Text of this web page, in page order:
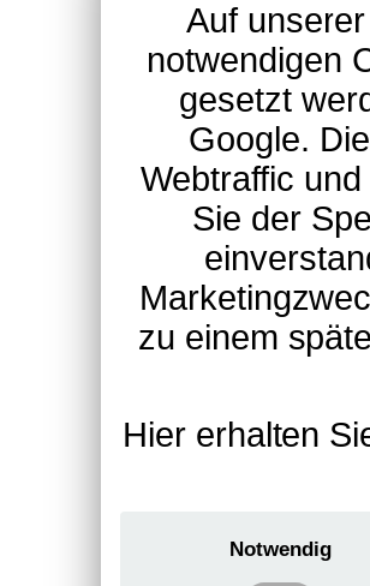
Auf
notwendigen
gesetzt
Google.
Webtraffic
Sie der
zu einem
Hier erhalten
Notwendig